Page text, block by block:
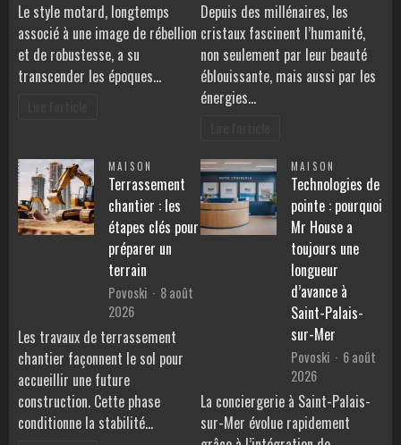
Le style motard, longtemps
associé à une image de rébellion
et de robustesse, a su
transcender les époques…
Depuis des millénaires, les
cristaux fascinent l’humanité,
non seulement par leur beauté
éblouissante, mais aussi par les
énergies…
MAISON
Terrassement
chantier : les
étapes clés pour
préparer un
terrain
Povoski
8 août
2026
Les travaux de terrassement
chantier façonnent le sol pour
accueillir une future
construction. Cette phase
conditionne la stabilité…
MAISON
Technologies de
pointe : pourquoi
Mr House a
toujours une
longueur
d’avance à
Saint-Palais-
sur-Mer
Povoski
6 août
2026
La conciergerie à Saint-Palais-
sur-Mer évolue rapidement